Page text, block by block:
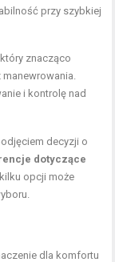
przy szybkiej
, który znacząco
i kontrolę nad
decyzji o
dotyczące
opcji może
dla komfortu